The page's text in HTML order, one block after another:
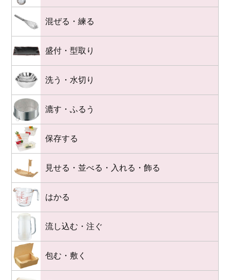
混ぜる・練る
盛付・型取り
洗う・水切り
漉す・ふるう
保存する
見せる・並べる・入れる・飾る
はかる
流し込む・注ぐ
包む・敷く